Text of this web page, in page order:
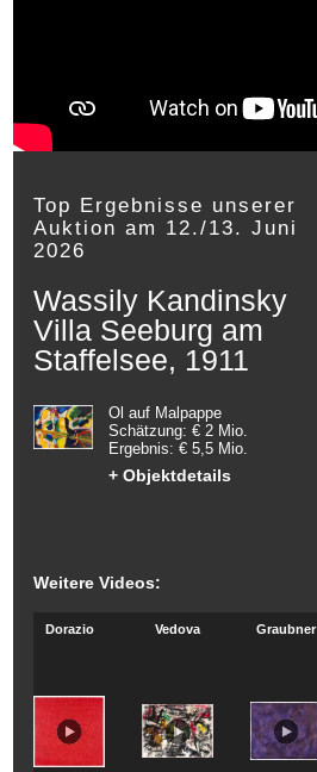
Top Ergebnisse unserer
Auktion am 12./13. Juni
2026
Wassily Kandinsky
Villa Seeburg am
Staffelsee, 1911
Öl auf Malpappe
Schätzung: € 2 Mio.
Ergebnis: € 5,5 Mio.
+ Objektdetails
Weitere Videos:
Dorazio Vedova Graubner